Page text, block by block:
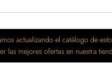
actualizando el catálogo de
las mejores ofertas en nuestra